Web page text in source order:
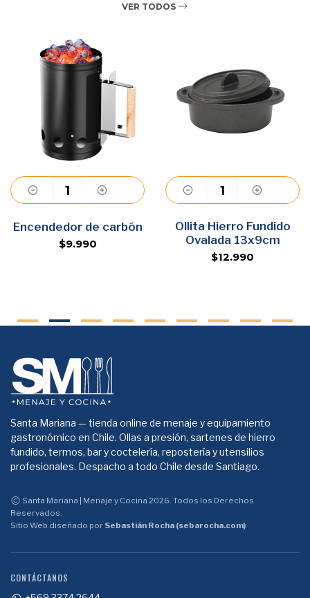
VER TODOS
Agregar
Encendedor de carbón
$9.990
Agregar
Ollita Hierro Fundido
Ovalada 13x9cm
$12.990
Santa Mariana — tienda online de menaje y equipamiento
gastronómico en Chile. Ollas a presión, sartenes de hierro
fundido, termos, bar y coctelería, repostería y utensilios
profesionales. Despacho a todo Chile desde Santiago.
Santa Mariana | Menaje y Cocina 2026. Todos los Derechos
Reservados.
Sitio Web diseñado por Sebastián Rocha (sebarocha.com)
CONTÁCTANOS